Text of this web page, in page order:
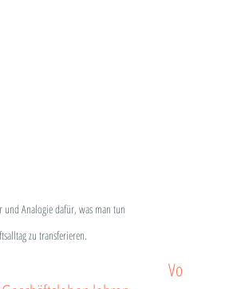
und Analogie dafür, was man tun
zu transferieren.
Vo